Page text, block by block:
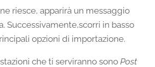
riesce, apparirà un messaggio
Successivamente,scorri in basso
opzioni di importazione.
che ti serviranno sono Post